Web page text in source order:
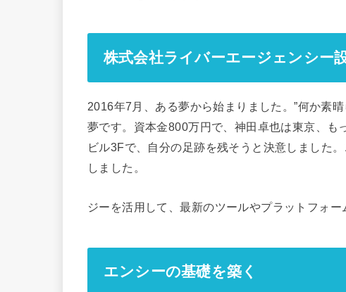
株式会社ライバーエージェンシー
2016年7月、ある夢から始まりました。”何か素
夢です。資本金800万円で、神田卓也は東京、も
ビル3Fで、自分の足跡を残そうと決意しました
しました。
ジーを活用して、最新のツールやプラットフォー
エンシーの基礎を築く